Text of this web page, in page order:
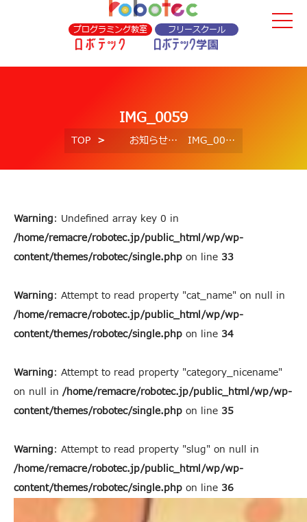
プログラミング教室 フリースクール
IMG_0059
TOP お知らせ IMG_0059
Warning: Undefined array key 0 in
/home/remacre/robotec.jp/public_html/wp/wp-
content/themes/robotec/single.php on line 33
Warning: Attempt to read property "cat_name" on null in
/home/remacre/robotec.jp/public_html/wp/wp-
content/themes/robotec/single.php on line 34
Warning: Attempt to read property "category_nicename"
on null in /home/remacre/robotec.jp/public_html/wp/wp-
content/themes/robotec/single.php on line 35
Warning: Attempt to read property "slug" on null in
/home/remacre/robotec.jp/public_html/wp/wp-
content/themes/robotec/single.php on line 36